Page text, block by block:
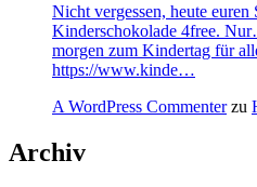
Nicht vergessen, heute
Kinderschokolade 4free.
morgen zum Kindertag für
https://www.kinde…
A WordPress Commenterzu
Archiv